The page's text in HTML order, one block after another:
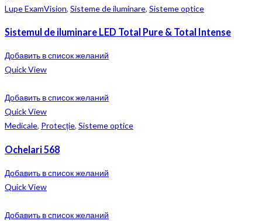
Lupe ExamVision, Sisteme de iluminare, Sisteme optice
Sistemul de iluminare LED Total Pure & Total Intense
Добавить в список желаний
Quick View
Добавить в список желаний
Quick View
Medicale, Protecție, Sisteme optice
Ochelari 568
Добавить в список желаний
Quick View
Добавить в список желаний